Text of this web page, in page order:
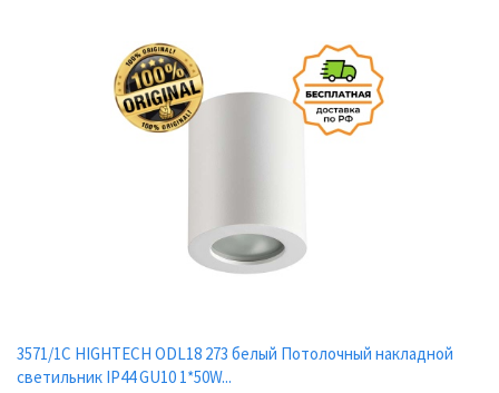
3571/1C HIGHTECH ODL18 273 белый Потолочный накладной
светильник IP44 GU10 1*50W...